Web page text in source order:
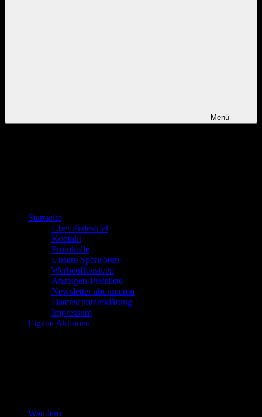
Menü
Startseite
Über Pedestrial
Kontakt
Protokolle
Unsere Sponsoren
Werbeoffensiven
Anzeigen-Preisliste
Newsletter abonnieren
Datenschutzerklärung
Impressum
Eigene Aktionen
Wandern